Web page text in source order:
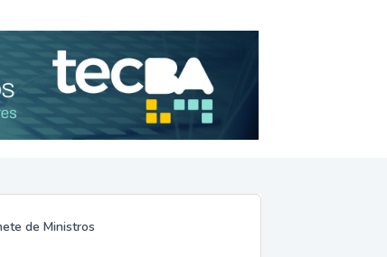
de Ministros